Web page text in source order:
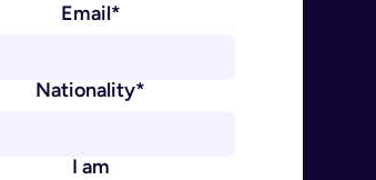
Email*
Nationality*
I am